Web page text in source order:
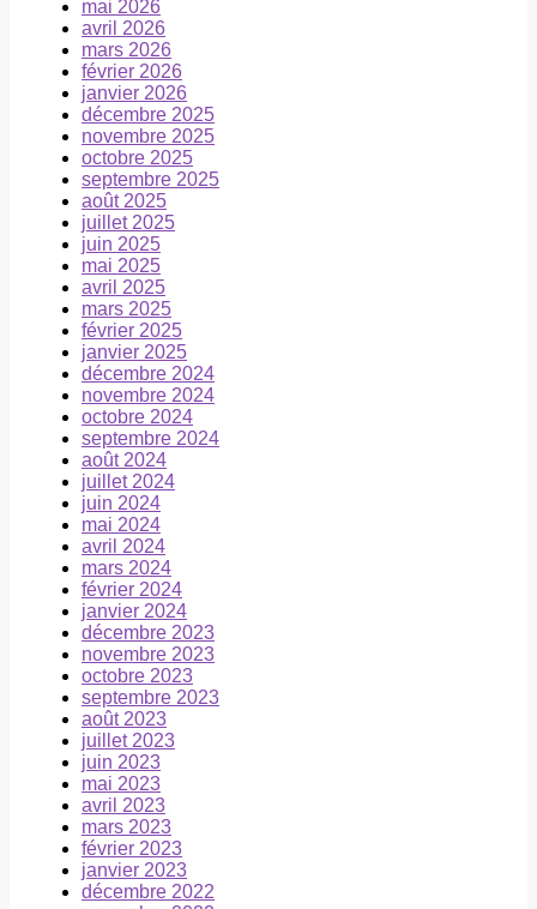
mai 2026
avril 2026
mars 2026
février 2026
janvier 2026
décembre 2025
novembre 2025
octobre 2025
septembre 2025
août 2025
juillet 2025
juin 2025
mai 2025
avril 2025
mars 2025
février 2025
janvier 2025
décembre 2024
novembre 2024
octobre 2024
septembre 2024
août 2024
juillet 2024
juin 2024
mai 2024
avril 2024
mars 2024
février 2024
janvier 2024
décembre 2023
novembre 2023
octobre 2023
septembre 2023
août 2023
juillet 2023
juin 2023
mai 2023
avril 2023
mars 2023
février 2023
janvier 2023
décembre 2022